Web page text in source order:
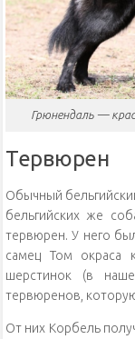
Грюнендаль —
Тервюрен
Обычный
бельгийских же
тервюрен. У него
самец Том окраса
шерстинок (в
тервюренов,
От них Корбель